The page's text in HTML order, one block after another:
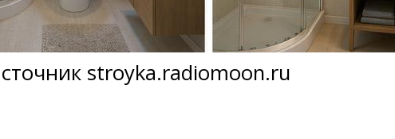
stroyka.radiomoon.ru